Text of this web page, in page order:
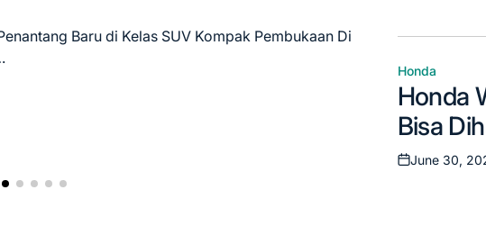
Baru di Kelas SUV Kompak Pembukaan Di
pasar
on
mudah
Posted
in
Honda
Honda
Bisa
Posted
June 30,